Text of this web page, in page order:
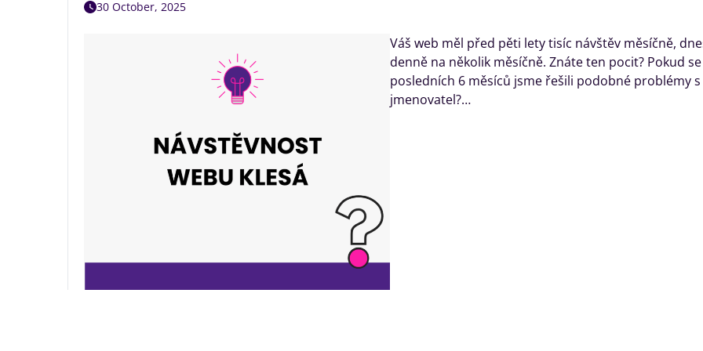
30 October, 2025
Váš web měl před pěti lety tisíc návštěv měsíčně,
denně na několik měsíčně. Znáte ten pocit? Pokud
posledních 6 měsíců jsme řešili podobné problémy
jmenovatel?…